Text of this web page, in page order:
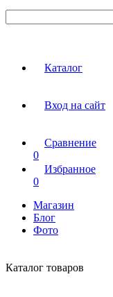
Каталог
Вход на сайт
Сравнение
0
Избранное
0
Магазин
Блог
Фото
Каталог товаров